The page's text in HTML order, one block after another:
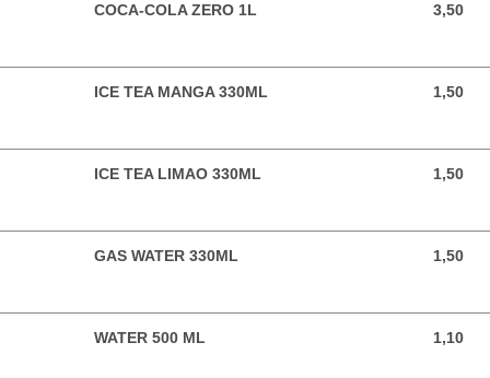
COCA-COLA ZERO 1L 3,50
3,50 EUR
ICE TEA MANGA 330ML 1,50
1,50 EUR
ICE TEA LIMAO 330ML 1,50
1,50 EUR
GAS WATER 330ML 1,50
1,50 EUR
WATER 500 ML 1,10
1,10 EUR